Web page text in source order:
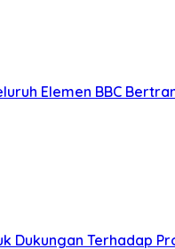
Elemen BBC
Dukungan Terhadap